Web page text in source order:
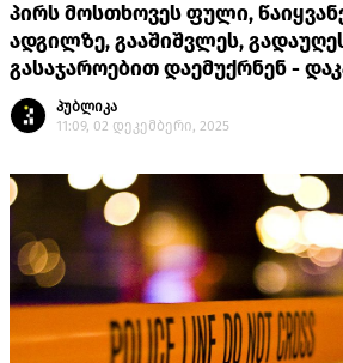
პირს მოსთხოვეს ფული,
ადგილზე, გააშიშვლეს,
გასაჯაროებით დაემუქრნენ -
პუბლიკა
11:09, 02 დეკემბერი, 2025